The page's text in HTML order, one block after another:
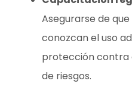
Asegurarse de
conozcan el uso
protección contra
de riesgos.